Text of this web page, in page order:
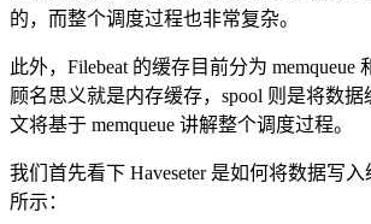
的，而整个调度过程也非常复杂。
此外，Filebeat 的缓存目前分为 memqueue
顾名思义就是内存缓存，spool 则是将数
文将基于 memqueue 讲解整个调度过程。
我们首先看下 Haveseter 是如何将数据写
所示：